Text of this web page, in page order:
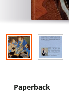
Paperback